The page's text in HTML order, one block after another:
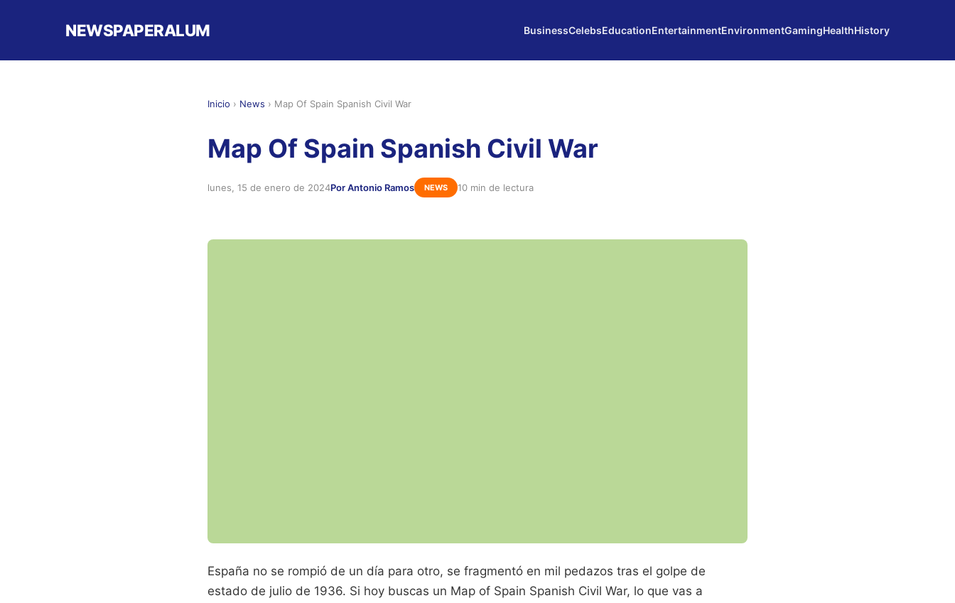
NEWSPAPERALUM BusinessCelebsEducationEntertainmentEnvironmentGamingHealthHistory
Inicio › News › Map Of Spain Spanish Civil War
Map Of Spain Spanish Civil War
lunes, 15 de enero de 2024Por Antonio Ramos NEWS 10 min de lectura
España no se rompió de un día para otro, se fragmentó en mil pedazos tras el golpe de
estado de julio de 1936. Si hoy buscas un Map of Spain Spanish Civil War, lo que vas a